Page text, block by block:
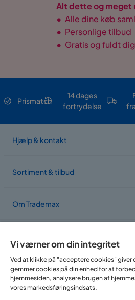
Alt dette og meget
• Alle dine køb
• Personlige tilbud
• Gratis og fuldt
Prismatch
14 dages
fortrydelse
Hjælp & kontakt
Sortiment & tilbud
Om Trademax
Vi findes i flere
Vi værner om din integritet
Ved at klikke på "acceptere cookies" giver
gemmer cookies på din enhed for at
hjemmesiden, analysere brugen af
vores markedsføringsindsats.